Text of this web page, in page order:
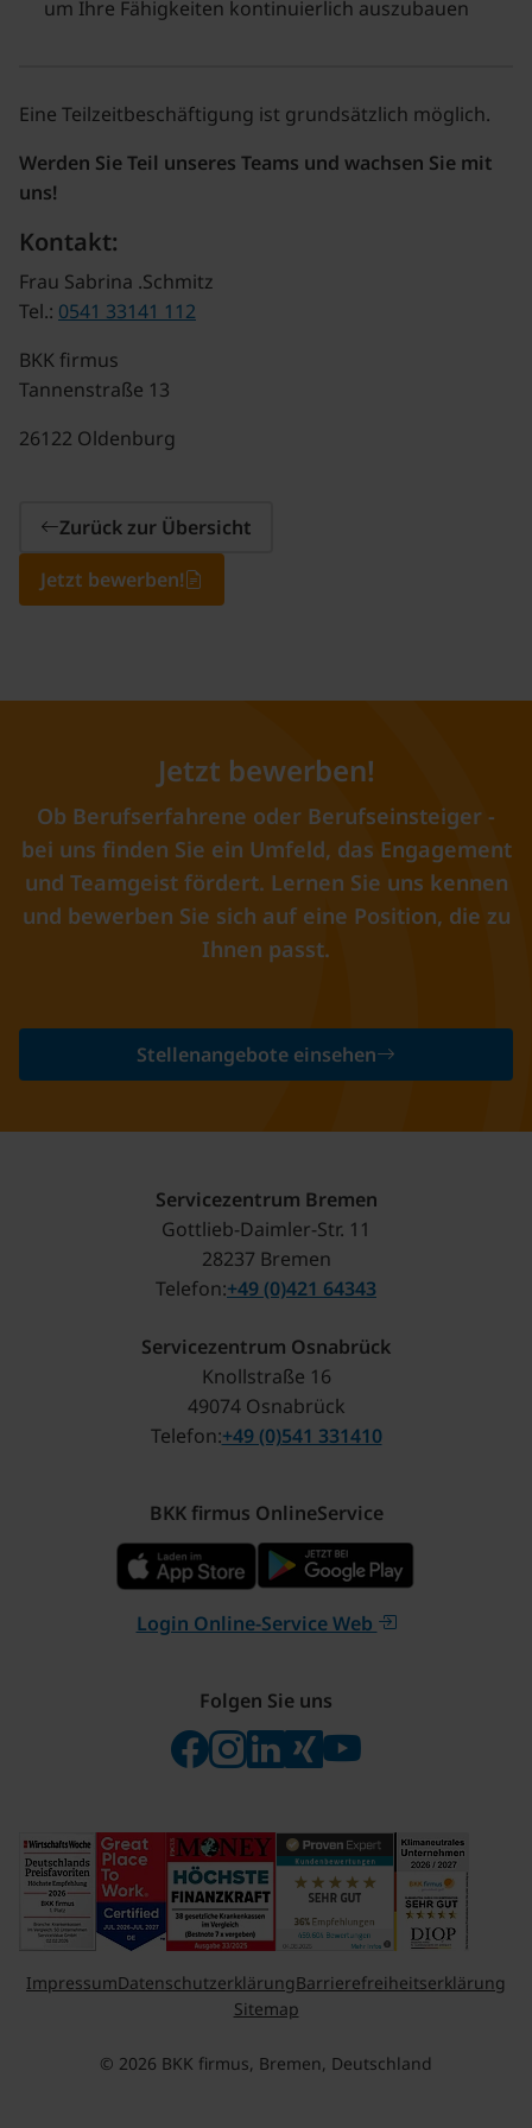
um Ihre Fähigkeiten kontinuierlich auszubauen
Eine Teilzeitbeschäftigung ist grundsätzlich möglich.
Werden Sie Teil unseres Teams und wachsen Sie mit
uns!
Kontakt:
Frau Sabrina .Schmitz
Tel.: 0541 33141 112
BKK firmus
Tannenstraße 13
26122 Oldenburg
Zurück zur Übersicht
Jetzt bewerben!
Jetzt bewerben!
Ob Berufserfahrene oder Berufseinsteiger -
bei uns finden Sie ein Umfeld, das Engagement
und Teamgeist fördert. Lernen Sie uns kennen
und bewerben Sie sich auf eine Position, die zu
Ihnen passt.
Stellenangebote einsehen
Servicezentrum Bremen
Gottlieb-Daimler-Str. 11
28237 Bremen
Telefon +49 (0)421 64343
Servicezentrum Osnabrück
Knollstraße 16
49074 Osnabrück
Telefon +49 (0)541 331410
BKK firmus OnlineService
Login Online-Service Web
Folgen Sie uns
Folgen Sie uns auf Facebook
Folgen Sie uns auf Instagram
Besuchen Sie uns bei
Besuchen Sie uns bei
Besuchen Sie uns
ImpressumDatenschutzerklärungBarrierefreiheitserklärung
Sitemap
© 2026 BKK firmus, Bremen, Deutschland